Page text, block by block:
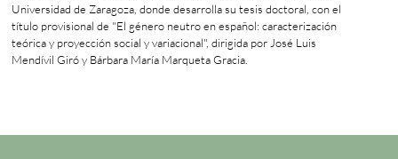
Universidad de Zaragoza, donde desarrolla su tesis doctoral, con el
título provisional de "El género neutro en español: caracterización
teórica y proyección social y variacional", dirigida por José Luis
Mendívil Giró y Bárbara María Marqueta Gracia.